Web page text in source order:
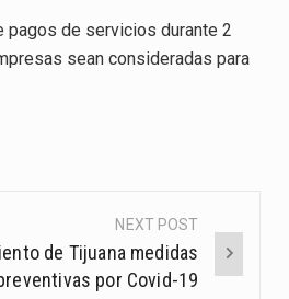
pagos de servicios durante 2
sean consideradas para
NEXT POST
de Tijuana medidas
por Covid-19